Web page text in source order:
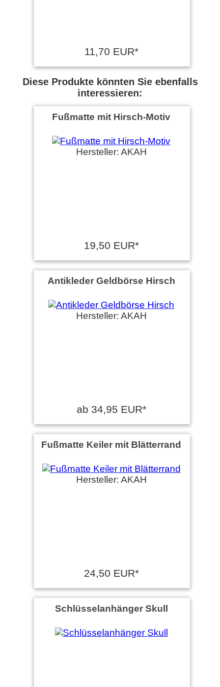
11,70 EUR*
Diese Produkte könnten Sie ebenfalls
interessieren:
Fußmatte mit Hirsch-Motiv
Hersteller: AKAH
19,50 EUR*
Antikleder Geldbörse Hirsch
Hersteller: AKAH
ab 34,95 EUR*
Fußmatte Keiler mit Blätterrand
Hersteller: AKAH
24,50 EUR*
Schlüsselanhänger Skull